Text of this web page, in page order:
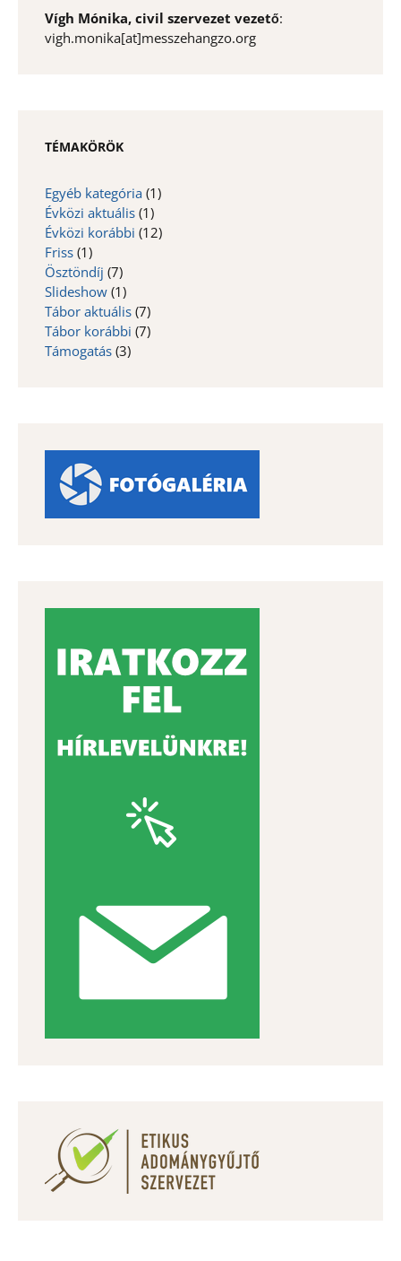
Vígh Mónika, civil szervezet vezető:
vigh.monika[at]messzehangzo.org
TÉMAKÖRÖK
Egyéb kategória (1)
Évközi aktuális (1)
Évközi korábbi (12)
Friss (1)
Ösztöndíj (7)
Slideshow (1)
Tábor aktuális (7)
Tábor korábbi (7)
Támogatás (3)